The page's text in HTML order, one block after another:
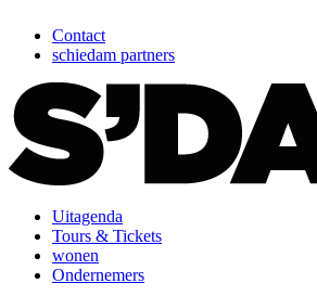
Contact
schiedam partners
Uitagenda
Tours & Tickets
wonen
Ondernemers